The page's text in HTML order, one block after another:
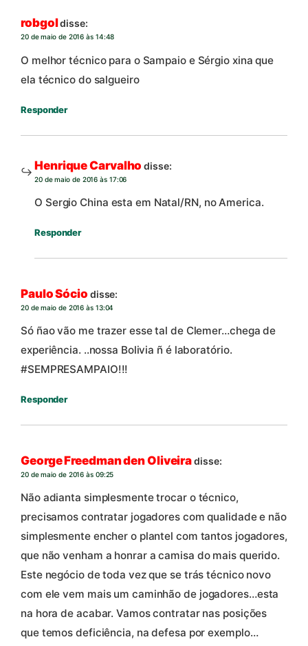
robgoldisse:
20 de maio de 2016 às 14:48
O melhor técnico para o Sampaio e Sérgio xina que
ela técnico do salgueiro
Responder
Henrique Carvalho disse:
20 de maio de 2016 às 17:06
O Sergio China esta em Natal/RN, no America.
Responder
Paulo Sócio disse:
20 de maio de 2016 às 13:04
Só ñao vão me trazer esse tal de Clemer…chega de
experiência. ..nossa Bolivia ñ é laboratório.
#SEMPRESAMPAIO!!!
Responder
George Freedman den Oliveiradisse:
20 de maio de 2016 às 09:25
Não adianta simplesmente trocar o técnico,
precisamos contratar jogadores com qualidade e não
simplesmente encher o plantel com tantos jogadores,
que não venham a honrar a camisa do mais querido.
Este negócio de toda vez que se trás técnico novo
com ele vem mais um caminhão de jogadores…esta
na hora de acabar. Vamos contratar nas posições
que temos deficiência, na defesa por exemplo…